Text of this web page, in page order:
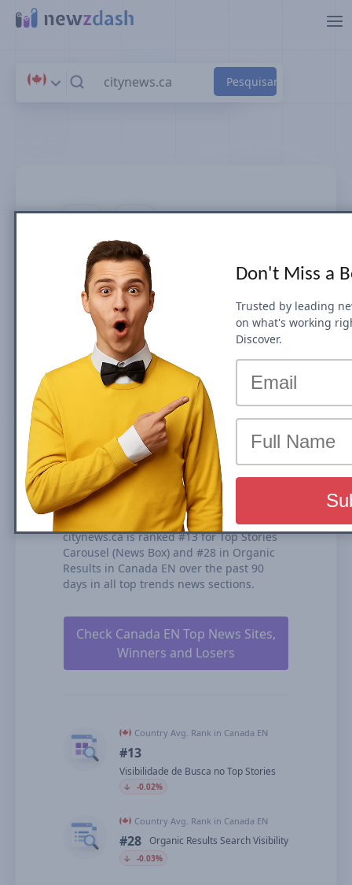
Ir para o conteúdo principal
citynews.ca
News SEO visibility & rankings in
Canada EN
A Visibilidade de Busca do Google para as
Principais Notícias (Caixa de Notícias),
carrossel ou Resultados Orgânicos é a
parcela do tráfego que um site recebe a
partir de seus ranqueamentos nos
resultados de busca orgânica. Calculamos
nossa Visibilidade de Busca com base no
desempenho de todos os seus conteúdos
ranqueados, na duração dos
ranqueamentos e em nossas estimativas
de CTRs (taxas de cliques).
citynews.ca is ranked #13 for Top Stories
Carousel (News Box) and #28 in Organic
Results in Canada EN over the past 90
days in all top trends news sections.
Check Canada EN Top News Sites,
Winners and Losers
Country Avg. Rank in Canada EN
#13
Visibilidade de Busca no Top Stories
🡣 -0.02%
Country Avg. Rank in Canada EN
#28 Organic Results Search Visibility
🡣 -0.03%
Don't Miss a
Trusted by leading
on what's working
Discover.